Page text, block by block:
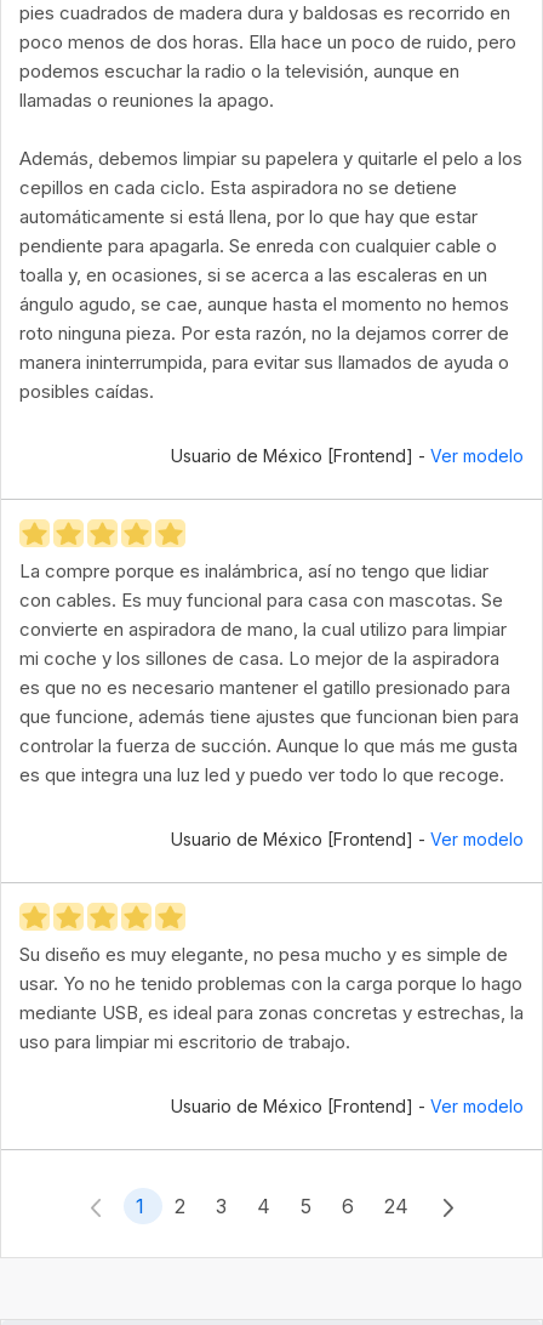
pies cuadrados de madera dura y baldosas es recorrido en
poco menos de dos horas. Ella hace un poco de ruido, pero
podemos escuchar la radio o la televisión, aunque en
llamadas o reuniones la apago.
Además, debemos limpiar su papelera y quitarle el pelo a los
cepillos en cada ciclo. Esta aspiradora no se detiene
automáticamente si está llena, por lo que hay que estar
pendiente para apagarla. Se enreda con cualquier cable o
toalla y, en ocasiones, si se acerca a las escaleras en un
ángulo agudo, se cae, aunque hasta el momento no hemos
roto ninguna pieza. Por esta razón, no la dejamos correr de
manera ininterrumpida, para evitar sus llamados de ayuda o
posibles caídas.
Usuario de México [Frontend] - Ver modelo
La compre porque es inalámbrica, así no tengo que lidiar
con cables. Es muy funcional para casa con mascotas. Se
convierte en aspiradora de mano, la cual utilizo para limpiar
mi coche y los sillones de casa. Lo mejor de la aspiradora
es que no es necesario mantener el gatillo presionado para
que funcione, además tiene ajustes que funcionan bien para
controlar la fuerza de succión. Aunque lo que más me gusta
es que integra una luz led y puedo ver todo lo que recoge.
Usuario de México [Frontend] - Ver modelo
Su diseño es muy elegante, no pesa mucho y es simple de
usar. Yo no he tenido problemas con la carga porque lo hago
mediante USB, es ideal para zonas concretas y estrechas, la
uso para limpiar mi escritorio de trabajo.
Usuario de México [Frontend] - Ver modelo
1 2 3 4 5 6 24